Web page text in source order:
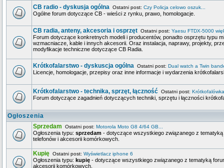
CB radio - dyskusja ogólna Ostatni post: Czy Policja celowo oszuk...
Ogólne forum dotyczące CB - wieści z rynku, prawo, homologacje.
CB radia, anteny, akcesoria i osprzęt Ostatni post: Yaesu FTDX-5000
Forum dotyczące konkretnych modeli i producentów, ponadto osprzętu typu
wzmacniacze, kable i innych akcesorii. Oraz instalacja, naprawy, projekty,
modyfikacje techniczne dotyczące CB Radia.
Krótkofalarstwo - dyskuscja ogólna Ostatni post: Dual watch a Twin
Licencje, homologacje, przepisy oraz inne informacje i wydarzenia
Krótkofalarstwo - technika, sprzęt, łączność Ostatni post:
Forum dotyczące zagadnień dotyczących techniki, sprzętu i łączności
Ogłoszenia
Sprzedam Ostatni post: Motorola Moto G8 4/64 GB...
Ogłoszenia typu: sprzedam - dotyczące wszystkiego związanego z tematyką
telefonów i akcesorii komórkowych.
Kupię Ostatni post: Wyświetlacz iphone 6
Ogłoszenia typu: kupię - dotyczące wszystkiego związanego z tematyką
akcesorii komórkowych.